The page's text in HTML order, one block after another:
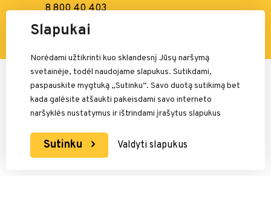
8 800 40 403
info@vmvt.lt, www.vmvt.lt
Mokėjimais rūpinasi:
Slapukai
Norėdami užtikrinti kuo sklandesnį Jūsų naršymą
svetainėje, todėl naudojame slapukus. Sutikdami,
paspauskite mygtuką „Sutinku“. Savo duotą sutikimą bet
kada galėsite atšaukti pakeisdami savo interneto
naršyklės nustatymus ir ištrindami įrašytus slapukus
Sutinku Valdyti slapukus